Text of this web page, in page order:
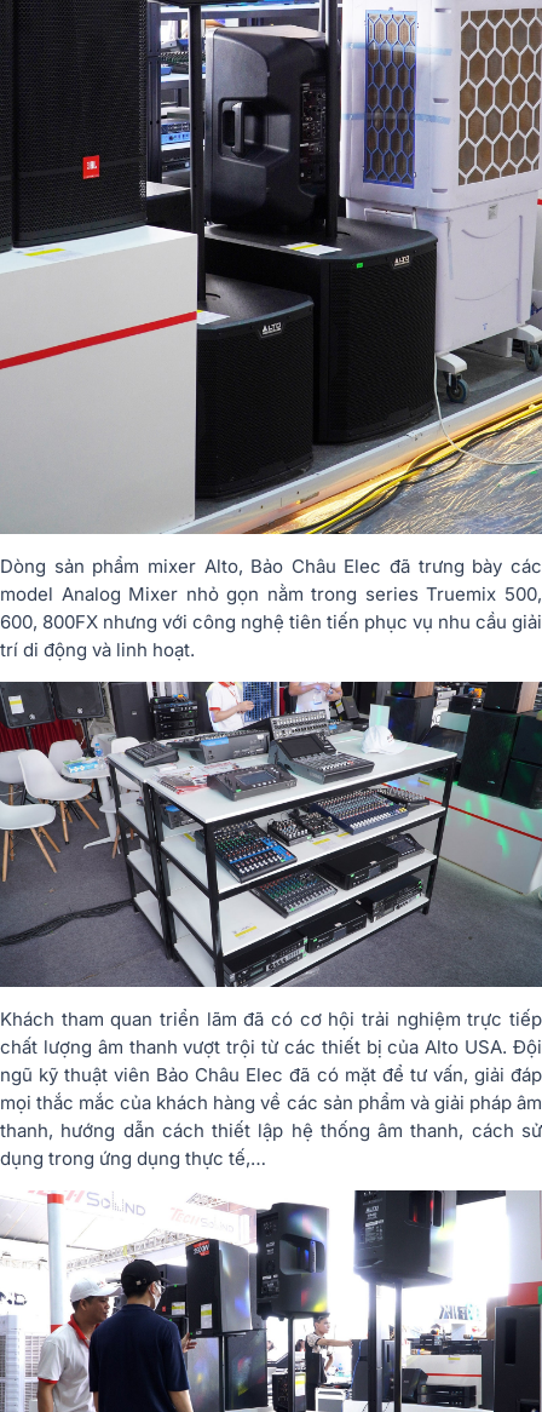
Dòng sản phẩm mixer Alto, Bảo Châu Elec đã trưng bày các
model Analog Mixer nhỏ gọn nằm trong series Truemix 500,
600, 800FX nhưng với công nghệ tiên tiến phục vụ nhu cầu giải
trí di động và linh hoạt.
Khách tham quan triển lãm đã có cơ hội trải nghiệm trực tiếp
chất lượng âm thanh vượt trội từ các thiết bị của Alto USA. Đội
ngũ kỹ thuật viên Bảo Châu Elec đã có mặt để tư vấn, giải đáp
mọi thắc mắc của khách hàng về các sản phẩm và giải pháp âm
thanh, hướng dẫn cách thiết lập hệ thống âm thanh, cách sử
dụng trong ứng dụng thực tế,…